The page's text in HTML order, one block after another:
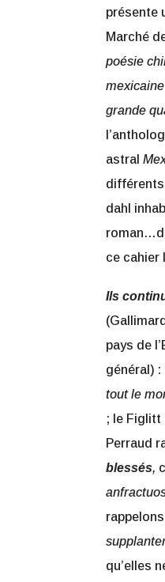
présente
Marché
poésie
grande
astral
dahl
ce cahier
Ils
pays de
général) :
tout le
; le Figlitt
Perraud
blessés,
qu’elles